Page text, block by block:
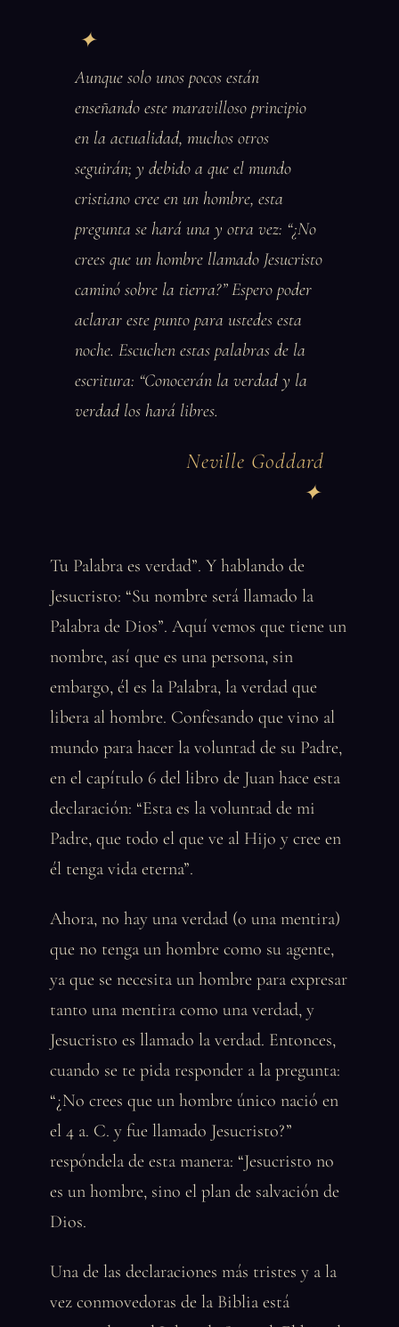
Aunque solo unos pocos están
enseñando este maravilloso principio
en la actualidad, muchos otros
seguirán; y debido a que el mundo
cristiano cree en un hombre, esta
pregunta se hará una y otra vez: “¿No
crees que un hombre llamado Jesucristo
caminó sobre la tierra?” Espero poder
aclarar este punto para ustedes esta
noche. Escuchen estas palabras de la
escritura: “Conocerán la verdad y la
verdad los hará libres.
Neville Goddard
Tu Palabra es verdad”. Y hablando de
Jesucristo: “Su nombre será llamado la
Palabra de Dios”. Aquí vemos que tiene un
nombre, así que es una persona, sin
embargo, él es la Palabra, la verdad que
libera al hombre. Confesando que vino al
mundo para hacer la voluntad de su Padre,
en el capítulo 6 del libro de Juan hace esta
declaración: “Esta es la voluntad de mi
Padre, que todo el que ve al Hijo y cree en
él tenga vida eterna”.
Ahora, no hay una verdad (o una mentira)
que no tenga un hombre como su agente,
ya que se necesita un hombre para expresar
tanto una mentira como una verdad, y
Jesucristo es llamado la verdad. Entonces,
cuando se te pida responder a la pregunta:
“¿No crees que un hombre único nació en
el 4 a. C. y fue llamado Jesucristo?”
respóndela de esta manera: “Jesucristo no
es un hombre, sino el plan de salvación de
Dios.
Una de las declaraciones más tristes y a la
vez conmovedoras de la Biblia está